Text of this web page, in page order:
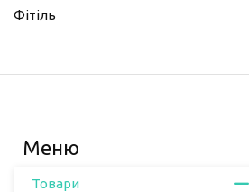
Фітіль
Товари